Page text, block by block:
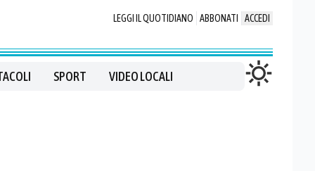
LEGGI IL QUOTIDIANO ABBONATI ACCEDI
SPORT VIDEO LOCALI